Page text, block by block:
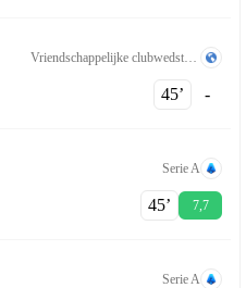
45‎’‎ -
Serie A
45‎’‎ 7,7
Serie A